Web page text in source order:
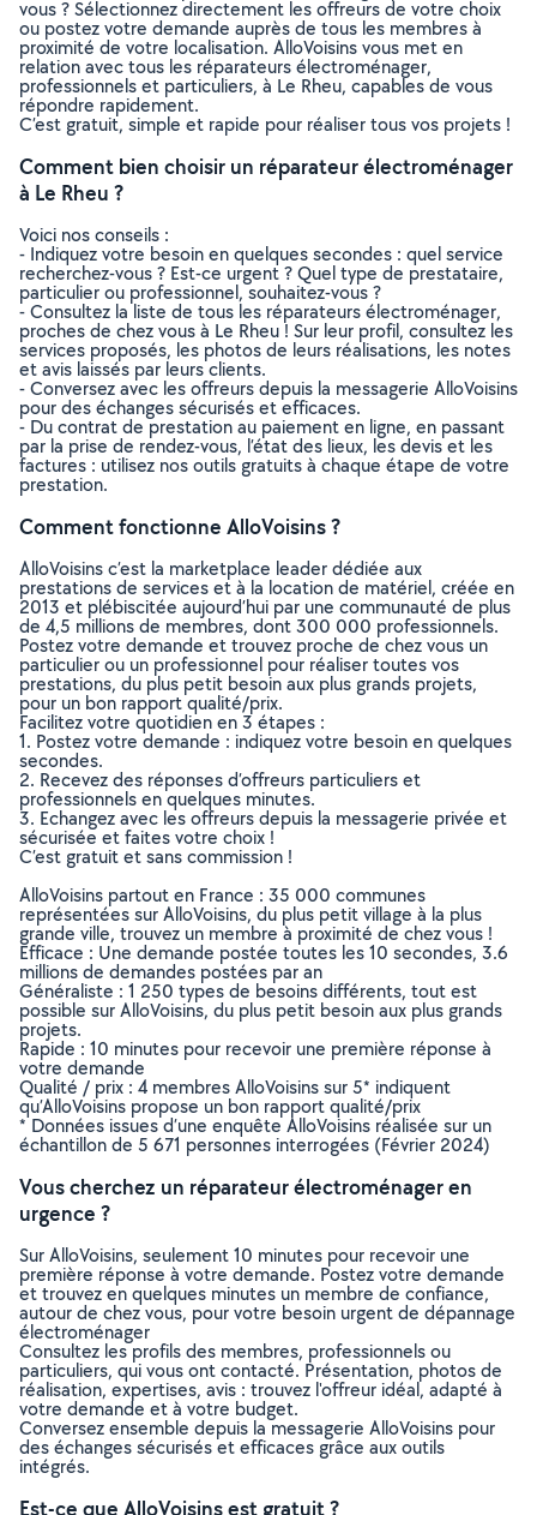
vous ? Sélectionnez directement les offreurs de votre choix
ou postez votre demande auprès de tous les membres à
proximité de votre localisation. AlloVoisins vous met en
relation avec tous les réparateurs électroménager,
professionnels et particuliers, à Le Rheu, capables de vous
répondre rapidement.
C’est gratuit, simple et rapide pour réaliser tous vos projets !
Comment bien choisir un réparateur électroménager
à Le Rheu ?
Voici nos conseils :
- Indiquez votre besoin en quelques secondes : quel service
recherchez-vous ? Est-ce urgent ? Quel type de prestataire,
particulier ou professionnel, souhaitez-vous ?
- Consultez la liste de tous les réparateurs électroménager,
proches de chez vous à Le Rheu ! Sur leur profil, consultez les
services proposés, les photos de leurs réalisations, les notes
et avis laissés par leurs clients.
- Conversez avec les offreurs depuis la messagerie AlloVoisins
pour des échanges sécurisés et efficaces.
- Du contrat de prestation au paiement en ligne, en passant
par la prise de rendez-vous, l’état des lieux, les devis et les
factures : utilisez nos outils gratuits à chaque étape de votre
prestation.
Comment fonctionne AlloVoisins ?
AlloVoisins c’est la marketplace leader dédiée aux
prestations de services et à la location de matériel, créée en
2013 et plébiscitée aujourd’hui par une communauté de plus
de 4,5 millions de membres, dont 300 000 professionnels.
Postez votre demande et trouvez proche de chez vous un
particulier ou un professionnel pour réaliser toutes vos
prestations, du plus petit besoin aux plus grands projets,
pour un bon rapport qualité/prix.
Facilitez votre quotidien en 3 étapes :
1. Postez votre demande : indiquez votre besoin en quelques
secondes.
2. Recevez des réponses d’offreurs particuliers et
professionnels en quelques minutes.
3. Echangez avec les offreurs depuis la messagerie privée et
sécurisée et faites votre choix !
C’est gratuit et sans commission !
AlloVoisins partout en France : 35 000 communes
représentées sur AlloVoisins, du plus petit village à la plus
grande ville, trouvez un membre à proximité de chez vous !
Efficace : Une demande postée toutes les 10 secondes, 3.6
millions de demandes postées par an
Généraliste : 1 250 types de besoins différents, tout est
possible sur AlloVoisins, du plus petit besoin aux plus grands
projets.
Rapide : 10 minutes pour recevoir une première réponse à
votre demande
Qualité / prix : 4 membres AlloVoisins sur 5* indiquent
qu’AlloVoisins propose un bon rapport qualité/prix
* Données issues d’une enquête AlloVoisins réalisée sur un
échantillon de 5 671 personnes interrogées (Février 2024)
Vous cherchez un réparateur électroménager en
urgence ?
Sur AlloVoisins, seulement 10 minutes pour recevoir une
première réponse à votre demande. Postez votre demande
et trouvez en quelques minutes un membre de confiance,
autour de chez vous, pour votre besoin urgent de dépannage
électroménager
Consultez les profils des membres, professionnels ou
particuliers, qui vous ont contacté. Présentation, photos de
réalisation, expertises, avis : trouvez l'offreur idéal, adapté à
votre demande et à votre budget.
Conversez ensemble depuis la messagerie AlloVoisins pour
des échanges sécurisés et efficaces grâce aux outils
intégrés.
Est-ce que AlloVoisins est gratuit ?